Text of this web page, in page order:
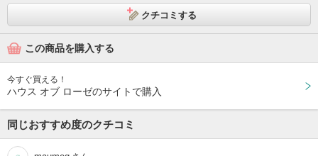
クチコミする
この商品を購入する
今すぐ買える！
ハウス オブ ローゼのサイトで購入
同じおすすめ度のクチコミ